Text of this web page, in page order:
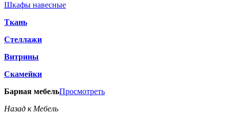
Шкафы навесные
Ткань
Стеллажи
Витрины
Скамейки
Барная мебельПросмотреть
Назад к Мебель